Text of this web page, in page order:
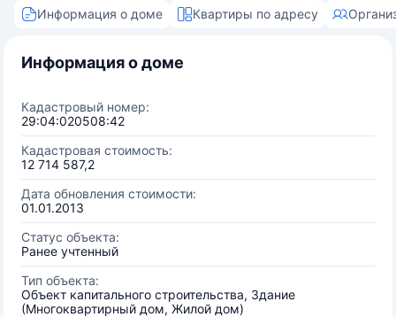
Информация о доме Квартиры по адресу
Информация о доме
Кадастровый номер:
29:04:020508:42
Кадастровая стоимость:
12 714 587,2
Дата обновления стоимости:
01.01.2013
Статус объекта:
Ранее учтенный
Тип объекта:
Объект капитального строительства, Здание
(Многоквартирный дом, Жилой дом)